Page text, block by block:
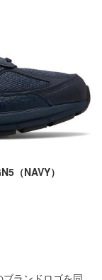
（NAVY）